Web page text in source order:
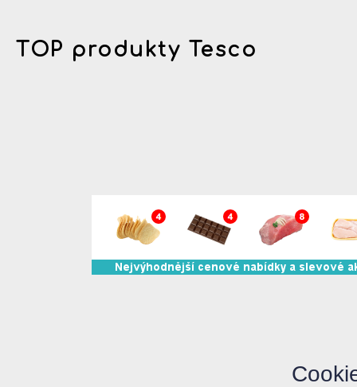
TOP produkty Tesco